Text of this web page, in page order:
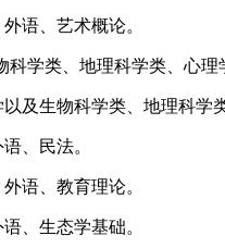
语、艺术概论。
科学类、地理科学类、心理
及生物科学类、地理科学
、民法。
语、教育理论。
、生态学基础。